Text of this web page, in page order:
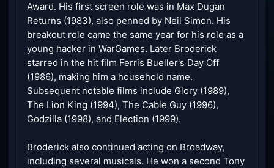
Award. His first screen role was in Max Dugan
Returns (1983), also penned by Neil Simon. His
breakout role came the same year for his role as a
young hacker in WarGames. Later Broderick
starred in the hit film Ferris Bueller's Day Off
(1986), making him a household name.
Subsequent notable films include Glory (1989),
The Lion King (1994), The Cable Guy (1996),
Godzilla (1998), and Election (1999).
Broderick also continued acting on Broadway,
including several musicals. He won a second Tony